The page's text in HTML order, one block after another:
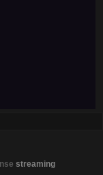
streaming